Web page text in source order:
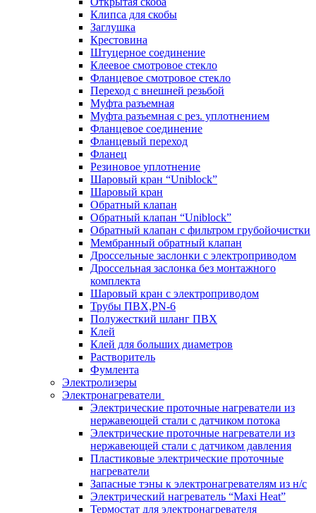
Клипса для скобы
Заглушка
Крестовина
Штуцерное соединение
Клеевое смотровое стекло
Фланцевое смотровое стекло
Переход с внешней резьбой
Муфта разъемная
Муфта разъемная с рез. уплотнением
Фланцевое соединение
Фланцевый переход
Фланец
Резиновое уплотнение
Шаровый кран “Uniblock”
Шаровый кран
Обратный клапан
Обратный клапан “Uniblock”
Обратный клапан с фильтром грубойочистки
Мембранный обратный клапан
Дроссельные заслонки с электроприводом
Дроссельная заслонка без монтажного
комплекта
Шаровый кран с электроприводом
Трубы ПВХ,PN-6
Полужесткий шланг ПВХ
Клей
Клей для больших диаметров
Растворитель
Фумлента
Электролизеры
Электронагреватели
Электрические проточные нагреватели из
нержавеющей стали с датчиком потока
Электрические проточные нагреватели из
нержавеющей стали с датчиком давления
Пластиковые электрические проточные
нагреватели
Запасные тэны к электронагревателям из н/с
Электрический нагреватель “Maxi Heat”
Термостат для электронагревателя